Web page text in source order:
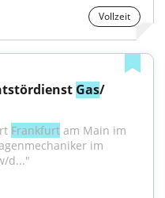
Vollzeit
Gas
Frankfurt am Main im
im
d..."